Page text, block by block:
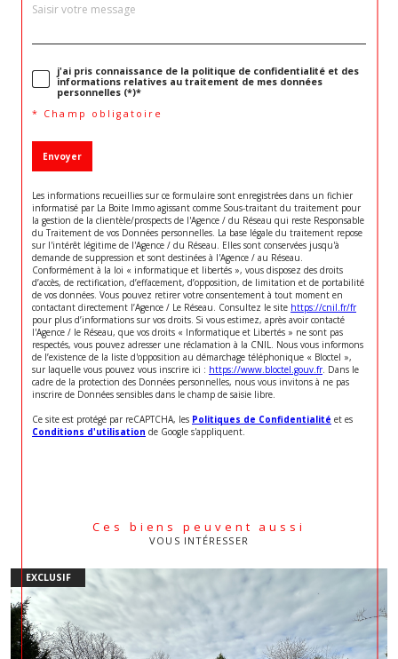
j'ai pris connaissance de la politique de confidentialité et des
informations relatives au traitement de mes données
personnelles (*)*
* Champ obligatoire
Envoyer
Les informations recueillies sur ce formulaire sont enregistrées dans un fichier
informatisé par La Boite Immo agissant comme Sous-traitant du traitement pour
la gestion de la clientèle/prospects de l'Agence / du Réseau qui reste Responsable
du Traitement de vos Données personnelles. La base légale du traitement repose
sur l'intérêt légitime de l'Agence / du Réseau. Elles sont conservées jusqu'à
demande de suppression et sont destinées à l'Agence / au Réseau.
Conformément à la loi « informatique et libertés », vous disposez des droits
d’accès, de rectification, d’effacement, d’opposition, de limitation et de portabilité
de vos données. Vous pouvez retirer votre consentement à tout moment en
contactant directement l’Agence / Le Réseau. Consultez le site https://cnil.fr/fr
pour plus d’informations sur vos droits. Si vous estimez, après avoir contacté
l'Agence / le Réseau, que vos droits « Informatique et Libertés » ne sont pas
respectés, vous pouvez adresser une réclamation à la CNIL. Nous vous informons
de l’existence de la liste d'opposition au démarchage téléphonique « Bloctel »,
sur laquelle vous pouvez vous inscrire ici : https://www.bloctel.gouv.fr. Dans le
cadre de la protection des Données personnelles, nous vous invitons à ne pas
inscrire de Données sensibles dans le champ de saisie libre.
Ce site est protégé par reCAPTCHA, les Politiques de Confidentialité et es
Conditions d'utilisation de Google s'appliquent.
Ces biens peuvent aussi
VOUS INTÉRESSER
EXCLUSIF